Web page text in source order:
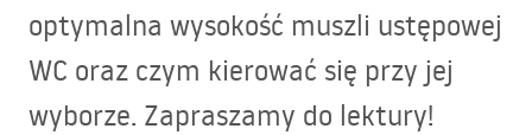
optymalna wysokość muszli ustępowej
WC oraz czym kierować się przy jej
wyborze. Zapraszamy do lektury!